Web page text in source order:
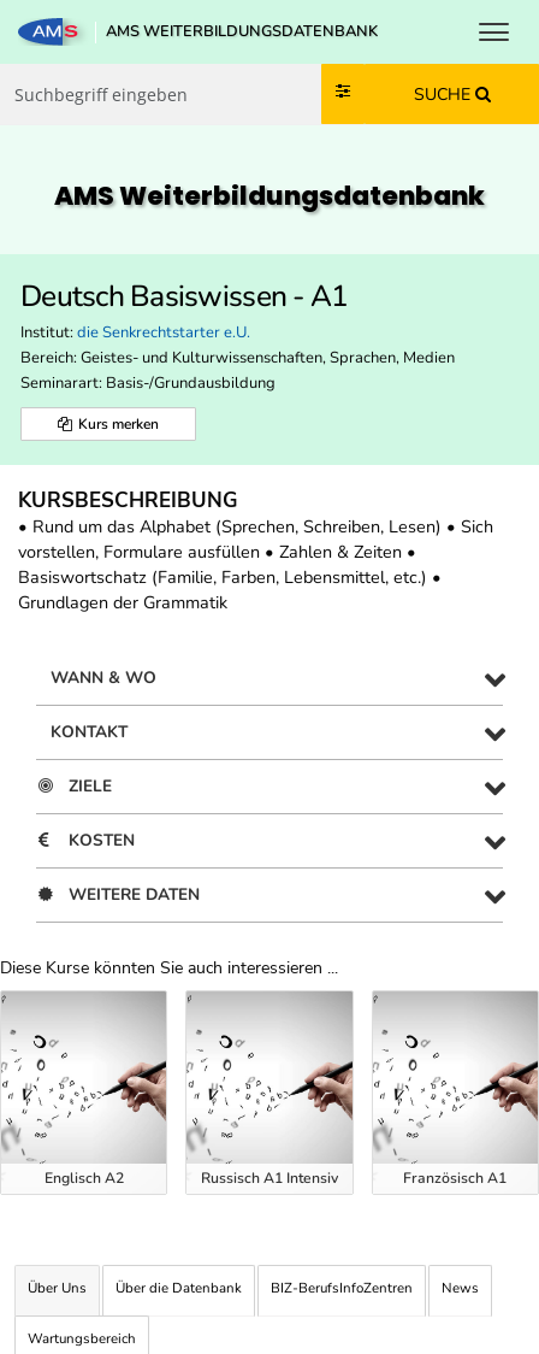
Zum Inhalt springen
Zum Navmenü springen
Zur Suche springen
Zur Footer springen
AMS WEITERBILDUNGSDATENBANK
SUCHE
AMS Weiterbildungs­datenbank
Deutsch Basiswissen - A1
Institut: die Senkrechtstarter e.U.
Bereich: Geistes- und Kulturwissenschaften, Sprachen, Medien
Seminarart: Basis-/Grundausbildung
Kurs merken
KURSBESCHREIBUNG
• Rund um das Alphabet (Sprechen, Schreiben, Lesen) • Sich
vorstellen, Formulare ausfüllen • Zahlen & Zeiten •
Basiswortschatz (Familie, Farben, Lebensmittel, etc.) •
Grundlagen der Grammatik
WANN & WO
KONTAKT
ZIELE
KOSTEN
WEITERE DATEN
Diese Kurse könnten Sie auch interessieren ...
Uber Weiterbildungsvorschläge
Englisch A2 Russisch A1 Intensiv Französisch A1
Über Uns Über die Datenbank BIZ-BerufsInfoZentren News
Wartungsbereich